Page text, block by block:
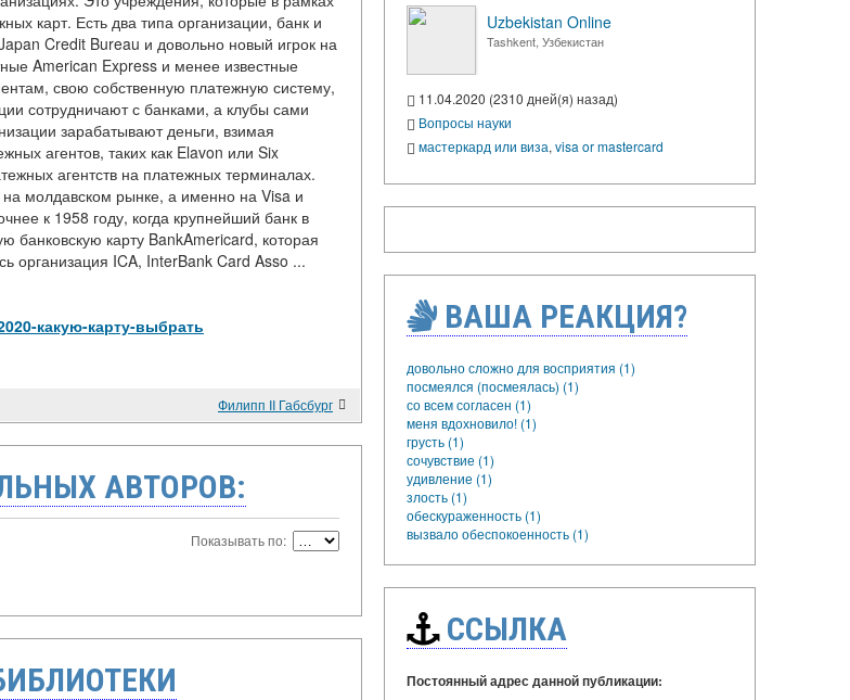
карт. Есть два типа организации, банк и
Credit Bureau и довольно новый игрок на
American Express и менее известные
свою собственную платежную систему,
сотрудничают с банками, а клубы сами
зарабатывают деньги, взимая
агентов, таких как Elavon или Six
агентств на платежных терминалах.
молдавском рынке, а именно на Visa и
к 1958 году, когда крупнейший банк в
карту BankAmericard, которая
организация ICA, InterBank Card Asso ...
какую-карту-выбрать
Филипп II Габсбург
АВТОРОВ:
Показывать по:
Uzbekistan Online
Tashkent, Узбекистан
11.04.2020 (2310 дней(я) назад)
Вопросы науки
мастеркард или виза, visa or mastercard
ВАША РЕАКЦИЯ?
довольно сложно для восприятия (1)
посмеялся (посмеялась) (1)
со всем согласен (1)
меня вдохновило! (1)
грусть (1)
сочувствие (1)
удивление (1)
злость (1)
обескураженность (1)
вызвало обеспокоенность (1)
ССЫЛКА
Постоянный адрес данной публикации: